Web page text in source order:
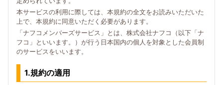
本サービスの利用に際しては、本規約の全文をお読みいただいた
上で、本規約に同意いただく必要があります。
「ナフコメンバーズサービス」とは、株式会社ナフコ（以下「ナ
フコ」といいます。）が行う日本国内の個人を対象とした会員制
のサービスをいいます。
1.規約の適用